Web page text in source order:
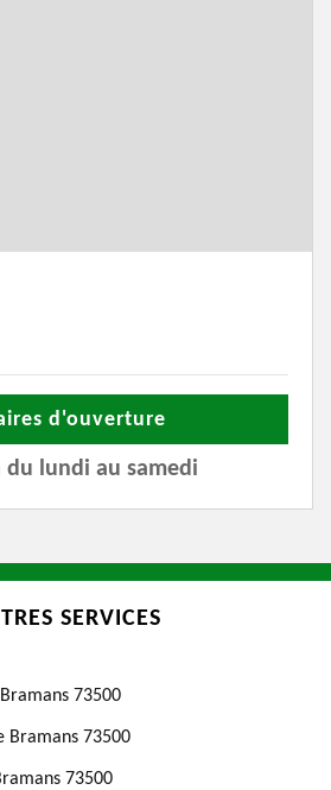
d'ouverture
du lundi au samedi
SERVICES
73500
Bramans 73500
73500